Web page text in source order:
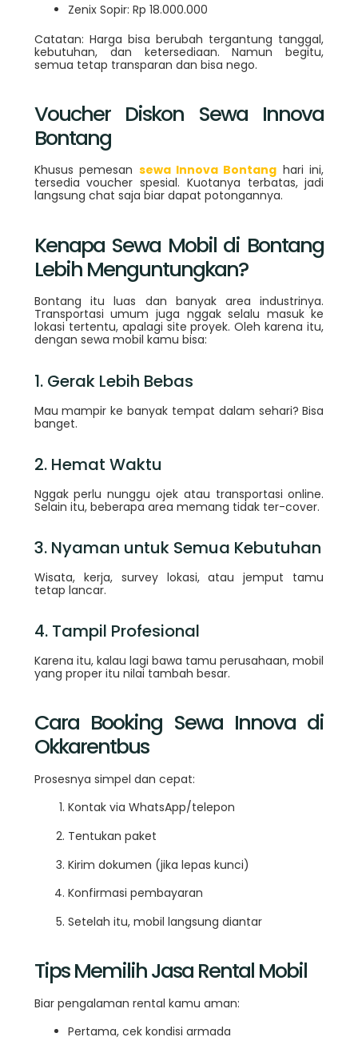
Zenix Sopir: Rp 18.000.000
Catatan: Harga bisa berubah tergantung tanggal,
kebutuhan, dan ketersediaan. Namun begitu,
semua tetap transparan dan bisa nego.
Voucher Diskon Sewa Innova
Bontang
Khusus pemesan sewa Innova Bontang hari ini,
tersedia voucher spesial. Kuotanya terbatas, jadi
langsung chat saja biar dapat potongannya.
Kenapa Sewa Mobil di Bontang
Lebih Menguntungkan?
Bontang itu luas dan banyak area industrinya.
Transportasi umum juga nggak selalu masuk ke
lokasi tertentu, apalagi site proyek. Oleh karena itu,
dengan sewa mobil kamu bisa:
1. Gerak Lebih Bebas
Mau mampir ke banyak tempat dalam sehari? Bisa
banget.
2. Hemat Waktu
Nggak perlu nunggu ojek atau transportasi online.
Selain itu, beberapa area memang tidak ter-cover.
3. Nyaman untuk Semua Kebutuhan
Wisata, kerja, survey lokasi, atau jemput tamu
tetap lancar.
4. Tampil Profesional
Karena itu, kalau lagi bawa tamu perusahaan, mobil
yang proper itu nilai tambah besar.
Cara Booking Sewa Innova di
Okkarentbus
Prosesnya simpel dan cepat:
Kontak via WhatsApp/telepon
Tentukan paket
Kirim dokumen (jika lepas kunci)
Konfirmasi pembayaran
Setelah itu, mobil langsung diantar
Tips Memilih Jasa Rental Mobil
Biar pengalaman rental kamu aman:
Pertama, cek kondisi armada